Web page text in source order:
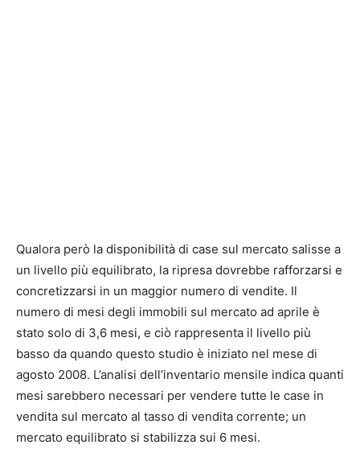
Qualora però la disponibilità di case sul mercato salisse a
un livello più equilibrato, la ripresa dovrebbe rafforzarsi e
concretizzarsi in un maggior numero di vendite. Il
numero di mesi degli immobili sul mercato ad aprile è
stato solo di 3,6 mesi, e ciò rappresenta il livello più
basso da quando questo studio è iniziato nel mese di
agosto 2008. L’analisi dell’inventario mensile indica quanti
mesi sarebbero necessari per vendere tutte le case in
vendita sul mercato al tasso di vendita corrente; un
mercato equilibrato si stabilizza sui 6 mesi.